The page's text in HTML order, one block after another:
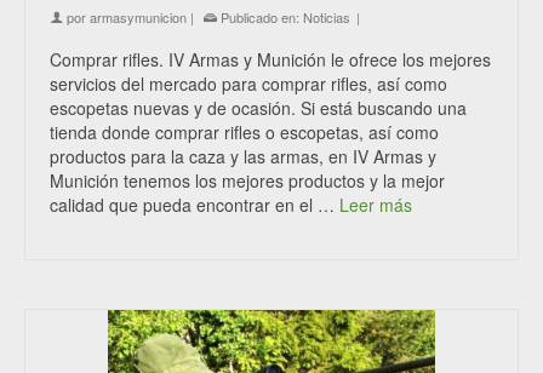
porarmasymunicion | Publicado en: Noticias |
Comprar rifles. IV Armas y Munición le ofrece los mejores
servicios del mercado para comprar rifles, así como
escopetas nuevas y de ocasión. Si está buscando una
tienda donde comprar rifles o escopetas, así como
productos para la caza y las armas, en IV Armas y
Munición tenemos los mejores productos y la mejor
calidad que pueda encontrar en el … Leer más